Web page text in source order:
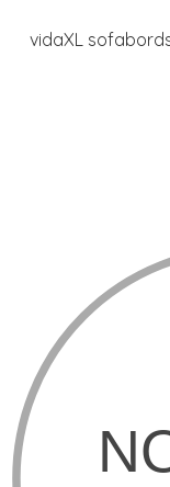
vidaXL